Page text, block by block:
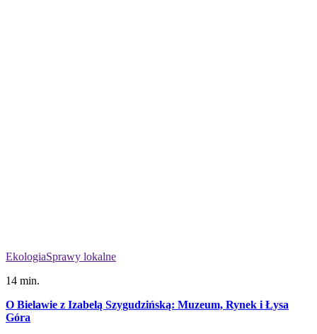
EkologiaSprawy lokalne
14 min.
O Bielawie z Izabelą Szygudzińską: Muzeum, Rynek i Łysa
Góra